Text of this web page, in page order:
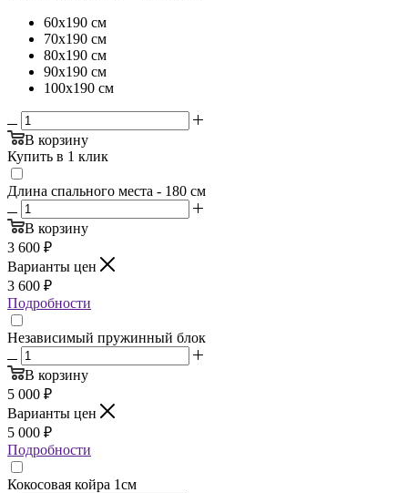
60х190 см
70х190 см
80х190 см
90х190 см
100х190 см
В корзину
Купить в 1 клик
Длина спального места - 180 см
В корзину
3 600 ₽
Варианты цен
3 600 ₽
Подробности
Независимый пружинный блок
В корзину
5 000 ₽
Варианты цен
5 000 ₽
Подробности
Кокосовая койра 1см